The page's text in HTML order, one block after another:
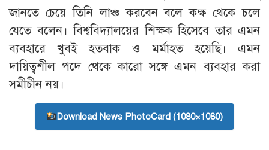
জানতে চেয়ে তিনি লাঞ্চ করবেন বলে কক্ষ থেকে চলে
যেতে বলেন। বিশ্ববিদ্যালয়ের শিক্ষক হিসেবে তার এমন
ব্যবহারে খুবই হতবাক ও মর্মাহত হয়েছি। এমন
দায়িত্বশীল পদে থেকে কারো সঙ্গে এমন ব্যবহার করা
সমীচীন নয়।
Download News PhotoCard (1080×1080)